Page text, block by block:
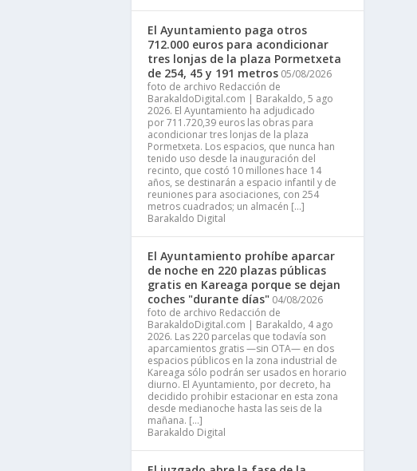
El Ayuntamiento paga otros
712.000 euros para acondicionar
tres lonjas de la plaza Pormetxeta
de 254, 45 y 191 metros 05/08/2026
foto de archivo Redacción de
BarakaldoDigital.com | Barakaldo, 5 ago
2026. El Ayuntamiento ha adjudicado
por 711.720,39 euros las obras para
acondicionar tres lonjas de la plaza
Pormetxeta. Los espacios, que nunca han
tenido uso desde la inauguración del
recinto, que costó 10 millones hace 14
años, se destinarán a espacio infantil y de
reuniones para asociaciones, con 254
metros cuadrados; un almacén […]
Barakaldo Digital
El Ayuntamiento prohíbe aparcar
de noche en 220 plazas públicas
gratis en Kareaga porque se dejan
coches "durante días" 04/08/2026
foto de archivo Redacción de
BarakaldoDigital.com | Barakaldo, 4 ago
2026. Las 220 parcelas que todavía son
aparcamientos gratis —sin OTA— en dos
espacios públicos en la zona industrial de
Kareaga sólo podrán ser usados en horario
diurno. El Ayuntamiento, por decreto, ha
decidido prohibir estacionar en esta zona
desde medianoche hasta las seis de la
mañana. […]
Barakaldo Digital